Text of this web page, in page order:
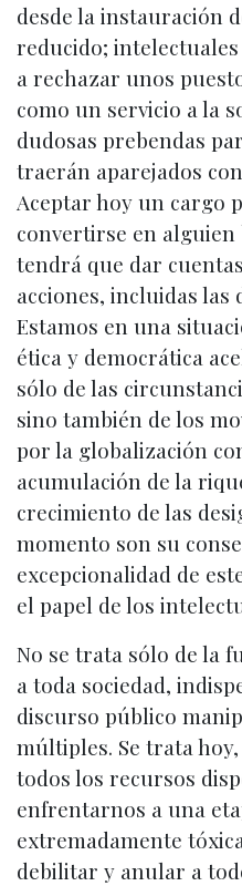
desde la instauración
reducido;
a rechazar unos
como un servicio a la
dudosas prebendas
traerán aparejados
Aceptar hoy un cargo
convertirse en alguien
tendrá que dar
acciones, incluidas las
Estamos en una
ética y democrática
sólo de las
sino también de los
por la globalización
acumulación de la
crecimiento de las
momento son su
excepcionalidad de
el papel de los
No se trata sólo de la
a toda sociedad,
discurso público
múltiples. Se trata
todos los recursos
enfrentarnos a una
extremadamente
debilitar y anular a